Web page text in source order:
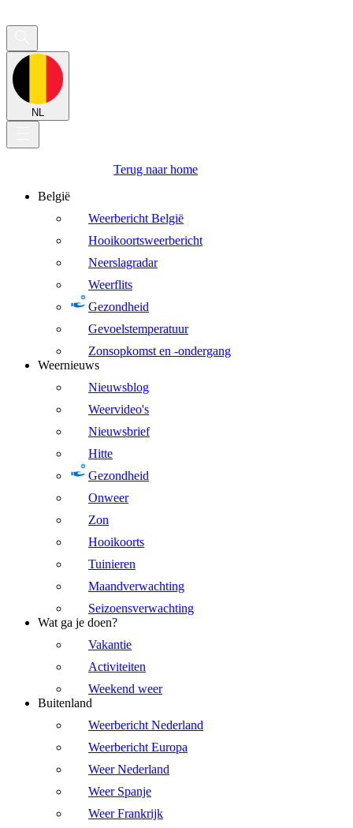
NL
Terug naar home
België
Weerbericht België
Hooikoortsweerbericht
Neerslagradar
Weerflits
Gezondheid
Gevoelstemperatuur
Zonsopkomst en -ondergang
Weernieuws
Nieuwsblog
Weervideo's
Nieuwsbrief
Hitte
Gezondheid
Onweer
Zon
Hooikoorts
Tuinieren
Maandverwachting
Seizoensverwachting
Wat ga je doen?
Vakantie
Activiteiten
Weekend weer
Buitenland
Weerbericht Nederland
Weerbericht Europa
Weer Nederland
Weer Spanje
Weer Frankrijk